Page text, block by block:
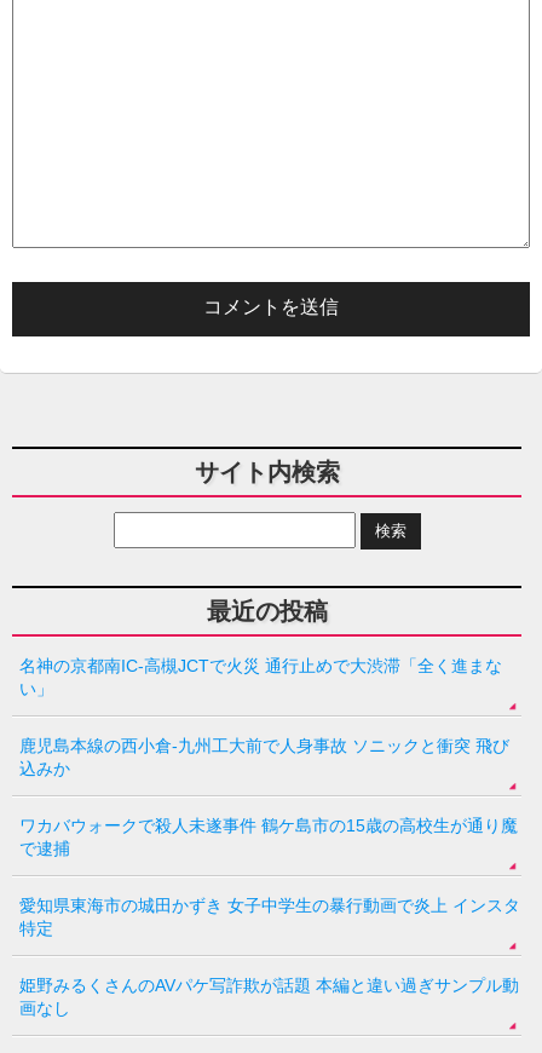
サイト内検索
最近の投稿
名神の京都南IC-高槻JCTで火災 通行止めで大渋滞「全く進まな
い」
鹿児島本線の西小倉-九州工大前で人身事故 ソニックと衝突 飛び
込みか
ワカバウォークで殺人未遂事件 鶴ケ島市の15歳の高校生が通り魔
で逮捕
愛知県東海市の城田かずき 女子中学生の暴行動画で炎上 インスタ
特定
姫野みるくさんのAVパケ写詐欺が話題 本編と違い過ぎサンプル動
画なし